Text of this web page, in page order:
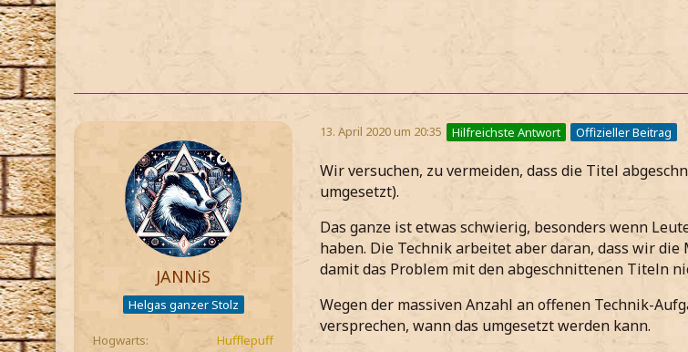
JANNiS
Helgas ganzer Stolz
Hogwarts
Hufflepuff
13. April 2020 um 20:35 Hilfreichste Antwort Offizieller Beitrag
Wir versuchen, zu vermeiden, dass die Titel
umgesetzt).
Das ganze ist etwas schwierig, besonders wenn
haben. Die Technik arbeitet aber daran, dass wir
damit das Problem mit den abgeschnittenen Titeln
Wegen der massiven Anzahl an offenen Technik-
versprechen, wann das umgesetzt werden kann.